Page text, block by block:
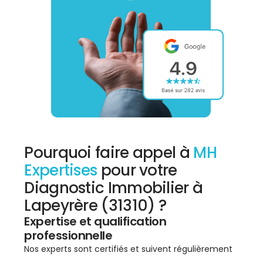
Pourquoi faire appel à MH
Expertises pour votre
Diagnostic Immobilier à
Lapeyrère (31310) ?
Expertise et qualification
professionnelle
Nos experts sont certifiés et suivent régulièrement